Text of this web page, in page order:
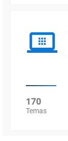
170
Temas